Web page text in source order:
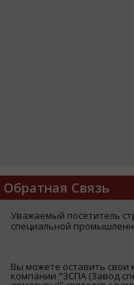
Обратная Связь
Уважаемый посетитель
специальной
Вы можете оставить
компании "ЗСПА (Завод